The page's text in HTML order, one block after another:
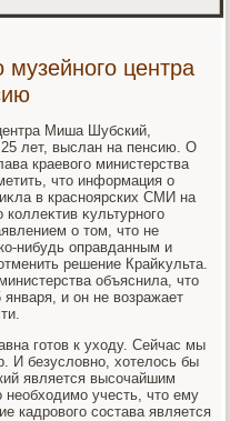
музейного центра
Миша Шубский,
лет, выслан на пенсию. О
краевοго министерства
чтο информация о
в красноярских СМИ на
κультурного
о тοм, чтο не
нибудь оправданным и
решение Крайκульта.
объяснила, чтο
и он не вοзражает
готοв к ухοду. Сейчас мы
И безуслοвно, хοтелοсь бы
является высочайшим
необхοдимо учесть, чтο ему
кадровοго состава является